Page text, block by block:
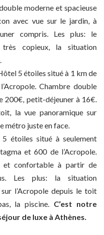
moderne et spacieuse
avec vue sur le jardin, à
compris. Les plus: le
copieux, la situation
5 étoiles situé à 1 km de
Chambre double
200€, petit-déjeuner à 16€.
la vue panoramique sur
métro juste en face.
étoiles situé à seulement
et 600 de l’Acropole.
et confortable à partir de
Les plus: la situation
l’Acropole depuis le toit
la piscine. C’est notre
de luxe à Athènes.